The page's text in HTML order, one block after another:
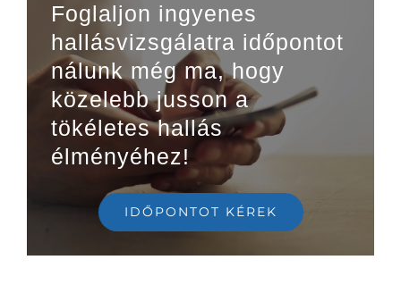
Foglaljon ingyenes
hallásvizsgálatra időpontot
nálunk még ma, hogy
közelebb jusson a
tökéletes hallás
élményéhez!
IDŐPONTOT KÉREK